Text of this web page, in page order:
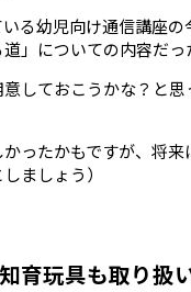
る幼児向け通信講座
道」についての内容だっ
意しておこうかな？と
かったかもですが、将
ましょう）
育玩具も取り扱